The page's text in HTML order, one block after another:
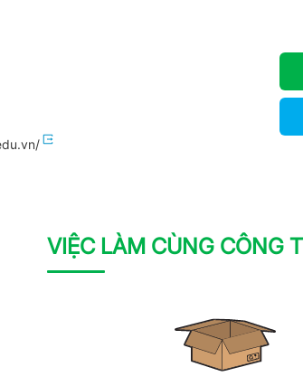
VIỆC LÀM CÙNG CÔNG